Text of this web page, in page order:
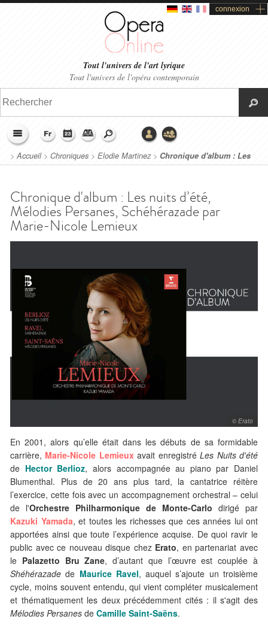
connexion
Tout l'univers de l'art lyrique
Tout l'univers de l'opéra contemporain
>Accueil> Chroniques > Elodie Martinez> Chronique d'album : Les
nuits d’été, Mélodies Persanes, Schéhérazade par Marie-Nicole
Chronique d'album : Les nuits d’été,
Mélodies Persanes, Schéhérazade par
Marie-Nicole Lemieux
© Erato
En 2001, alors qu’elle était dans les débuts de sa formidable
carrière, Marie-Nicole Lemieuxavait enregistréLes Nuits d'été
de Hector Berlioz, alors accompagnée au piano par Daniel
Blumenthal. Plus de 20 ans plus tard, la cantatrice réitère
l’exercice, cette fois avec un accompagnement orchestral – celui
de l'Orchestre Philharmonique de Monte-Carlo dirigé par
Kazuki Yamada, et toutes les richesses que ces années lui ont
apportées ainsi que toute l’expérience acquise. De quoi ravir le
public avec ce nouveau disque chez Erato, en partenariat avec
le Palazetto Bru Zane, d’autant que l’œuvre est couplée à
Shéhérazade de Maurice Ravel, auquel s’ajoute un troisième
cycle, moins souvent entendu, qui vient compléter musicalement
et thématiquement les deux précédemment cités : il s'agit des
Mélodies Persanes de Camille Saint-Saëns.